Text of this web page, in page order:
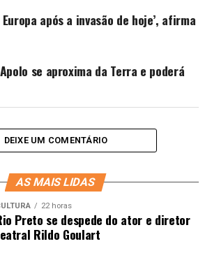
Europa após a invasão de hoje’, afirma
se aproxima da Terra e poderá
DEIXE UM COMENTÁRIO
AS MAIS LIDAS
22 horas
Preto se despede do ator e diretor
Rildo Goulart